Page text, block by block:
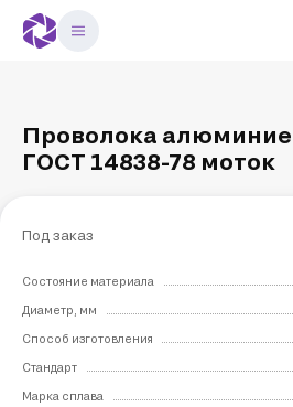
Проволока
ГОСТ 14838-78 моток
Под заказ
Состояние материала
Диаметр, мм
Способ изготовления
Стандарт
Марка сплава